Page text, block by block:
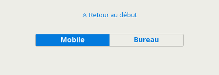
Retour au début
Mobile Bureau